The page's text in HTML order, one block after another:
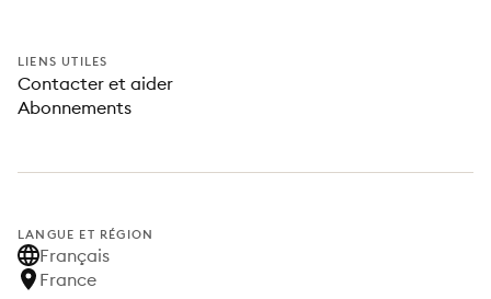
LIENS UTILES
Contacter et aider
Abonnements
LANGUE ET RÉGION
Français
France